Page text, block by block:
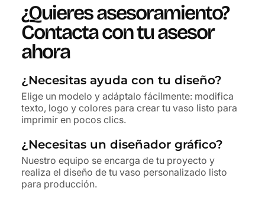
¿Quieres asesoramiento?
Contacta con tu asesor
ahora
¿Necesitas ayuda con tu diseño?
Elige un modelo y adáptalo fácilmente: modifica
texto, logo y colores para crear tu vaso listo para
imprimir en pocos clics.
¿Necesitas un diseñador gráfico?
Nuestro equipo se encarga de tu proyecto y
realiza el diseño de tu vaso personalizado listo
para producción.